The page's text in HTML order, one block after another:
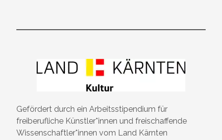
Gefördert durch ein Arbeitsstipendium für
freiberufliche Künstler*innen und freischaffende
Wissenschaftler*innen vom Land Kärnten